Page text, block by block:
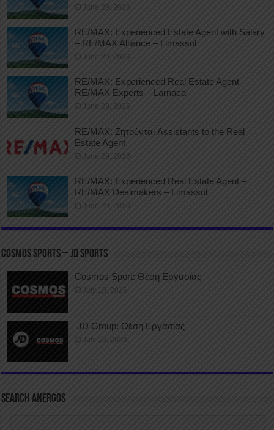
June 29, 2026
RE/MAX: Experienced Estate Agent with Salary
– RE/MAX Alliance – Limassol
June 29, 2026
RE/MAX: Experienced Real Estate Agent –
RE/MAX Experts – Larnaca
June 29, 2026
RE/MAX: Ζητούνται Assistants to the Real
Estate Agent
June 29, 2026
RE/MAX: Experienced Real Estate Agent –
RE/MAX Dealmakers – Limassol
June 29, 2026
COSMOS SPORTS – JD SPORTS
Cosmos Sport: Θέση Εργασίας
July 10, 2026
JD Group: Θέση Εργασίας
July 10, 2026
SEARCH ANERGOS